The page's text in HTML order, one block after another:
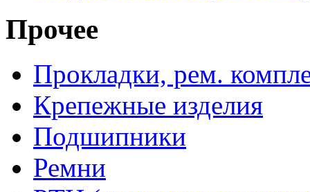
Прочее
Прокладки, рем.
Крепежные изделия
Подшипники
Ремни